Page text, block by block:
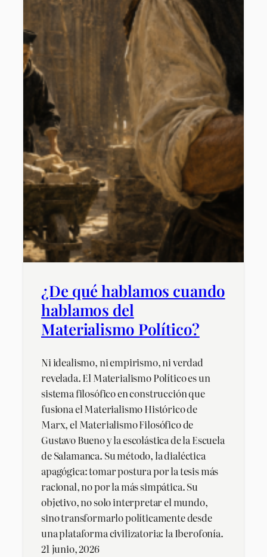
¿De qué hablamos cuando
hablamos del
Materialismo Político?
Ni idealismo, ni empirismo, ni verdad
revelada. El Materialismo Político es un
sistema filosófico en construcción que
fusiona el Materialismo Histórico de
Marx, el Materialismo Filosófico de
Gustavo Bueno y la escolástica de la Escuela
de Salamanca. Su método, la dialéctica
apagógica: tomar postura por la tesis más
racional, no por la más simpática. Su
objetivo, no solo interpretar el mundo,
sino transformarlo políticamente desde
una plataforma civilizatoria: la Iberofonía.
21 junio, 2026